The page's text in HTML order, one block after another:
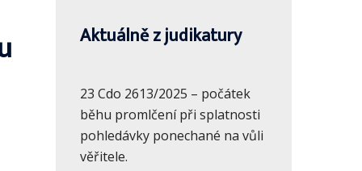
Aktuálně z judikatury
23 Cdo 2613/2025 – počátek
běhu promlčení při splatnosti
pohledávky ponechané na vůli
věřitele.